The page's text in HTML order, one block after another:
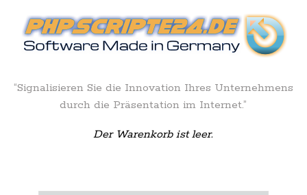
“Signalisieren Sie die Innovation Ihres Unternehmens
durch die Präsentation im Internet.”
Der Warenkorb ist leer.